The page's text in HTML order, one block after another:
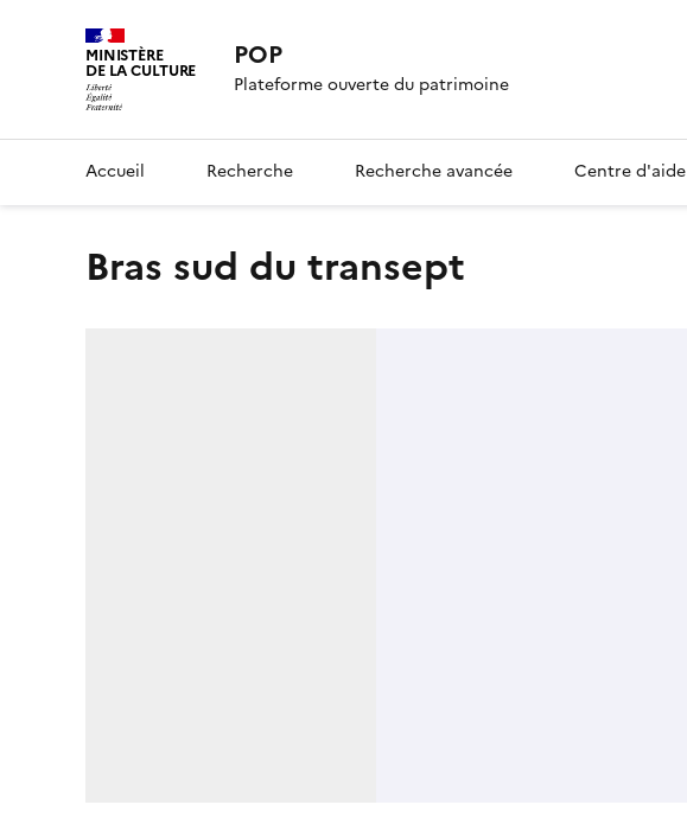
MINISTÈRE
DE LA CULTURE POP
Plateforme ouverte du patrimoine
Accueil Recherche Recherche avancée Centre d'aide
Bras sud du transept